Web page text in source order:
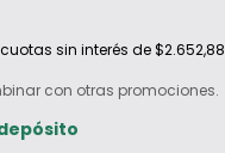
cuotas sin interés de$2.652,88
con otras promociones.